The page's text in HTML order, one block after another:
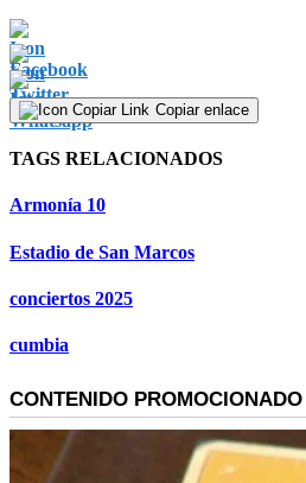
Copiar enlace
TAGS RELACIONADOS
Armonía 10
Estadio de San Marcos
conciertos 2025
cumbia